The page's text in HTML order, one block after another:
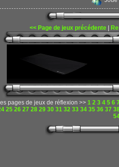
<< Page de jeux précédente|
pages de jeux de réflexion >> 1 2 3 4 5 6
25 26 27 28 29 30 31 32 33 34 35 36 37